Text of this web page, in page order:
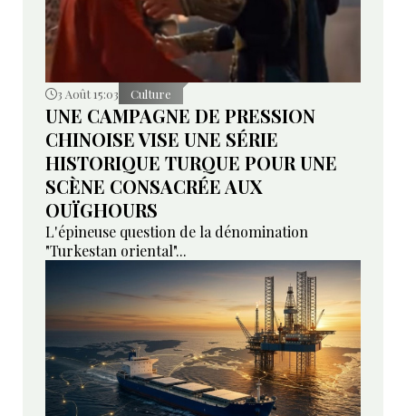
3 Août 15:03 Culture
UNE CAMPAGNE DE PRESSION
CHINOISE VISE UNE SÉRIE
HISTORIQUE TURQUE POUR UNE
SCÈNE CONSACRÉE AUX
OUÏGHOURS
L'épineuse question de la dénomination
"Turkestan oriental"...